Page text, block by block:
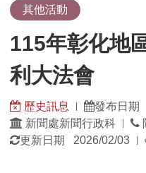
會
其他活動
115年彰化地
利大法會
歷史訊息 | 發布日期
發
佈
新聞處新聞行政科 |
更新日期 2026/02/03 |